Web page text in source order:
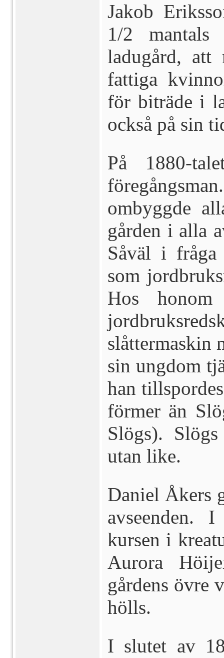
Jakob
1/2
ladugård,
fattiga
för biträde i
också på sin
På 1880-
ombyggde
gården i alla
Såväl i fråga
som
Hos
slåttermaskin
sin ungdom
han
förmer än
Slögs).
utan like.
Daniel Åkers
avseenden.
kursen i
Aurora
gårdens övre
hölls.
I slutet av